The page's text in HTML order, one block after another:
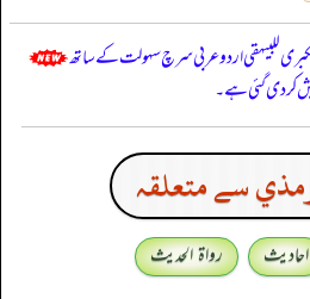
للبيهقي اردو عربی سرچ سہولت کے ساتھ
کر دی گئی ہے۔
سے متعلقہ
احادیث
رواۃ الحدیث